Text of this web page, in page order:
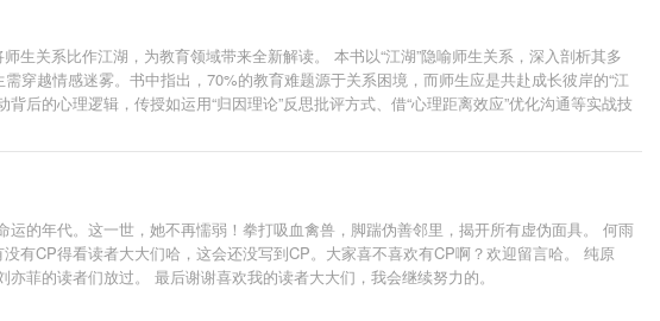
生关系比作江湖，为教育领域带来全新解读。 本书以“江湖”隐喻师生关系，深入剖析其多
穿越情感迷雾。书中指出，70%的教育难题源于关系困境，而师生应是共赴成长彼岸的“江
后的心理逻辑，传授如运用“归因理论”反思批评方式、借“心理距离效应”优化沟通等实战技
向救赎”案例印证，当师生以心理学共情，教育就能实现双向照亮。 这本书不是万能秘籍，
长逻辑，让师生互动成为智慧修炼，在教育
的年代。这一世，她不再懦弱！拳打吸血禽兽，脚踹伪善邻里，揭开所有虚伪面具。 何雨
有CP得看读者大大们哈，这会还没写到CP。大家喜不喜欢有CP啊？欢迎留言哈。 纯原
菲的读者们放过。 最后谢谢喜欢我的读者大大们，我会继续努力的。